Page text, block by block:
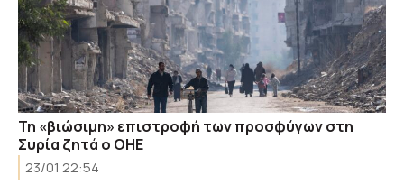
Τη «βιώσιμη» επιστροφή των προσφύγων στη
Συρία ζητά ο ΟΗΕ
23/01 22:54